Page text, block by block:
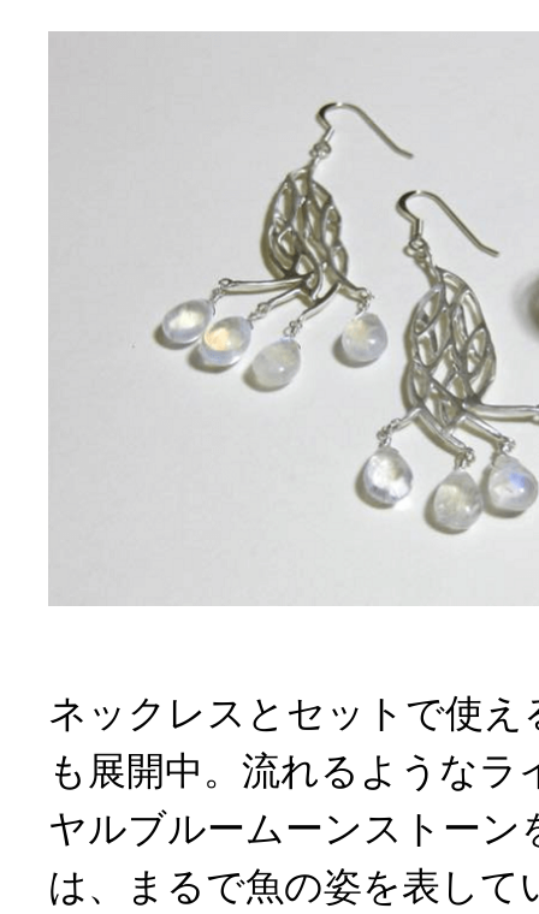
ネックレスとセットで使
も展開中。流れるようなラ
ヤルブルームーンストーン
は、まるで魚の姿を表して